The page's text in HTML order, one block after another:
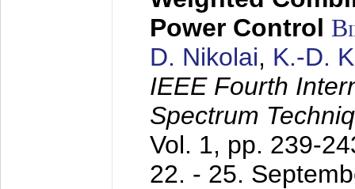
Power Control
D. Nikolai, K.-D.
IEEE Fourth
Spectrum
Vol. 1, pp. 239-
22. - 25.